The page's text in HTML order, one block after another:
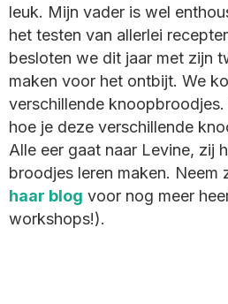
leuk. Mijn vader is wel
het testen van allerlei
besloten we dit jaar met zijn
maken voor het ontbijt. We
verschillende
hoe je deze verschillende
Alle eer gaat naar Levine, zij
broodjes leren maken. Neem
haar blog voor nog meer
workshops!).